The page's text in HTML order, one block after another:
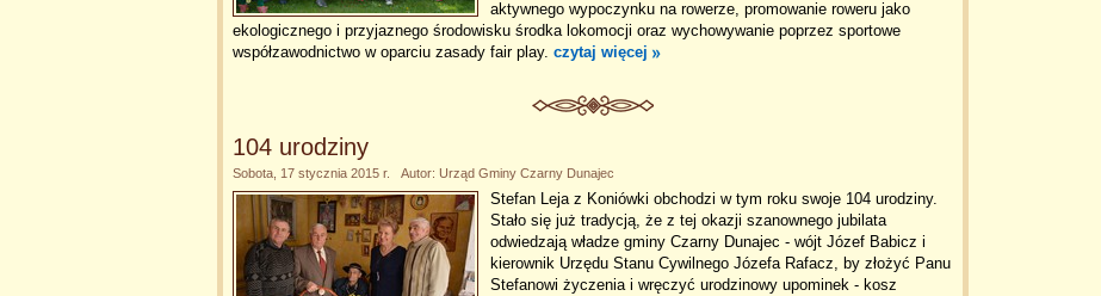
aktywnego wypoczynku na rowerze, promowanie roweru jako
ekologicznego i przyjaznego środowisku środka lokomocji oraz wychowywanie poprzez sportowe
współzawodnictwo w oparciu zasady fair play. czytaj więcej
104 urodziny
Sobota, 17 stycznia 2015 r. Autor: Urząd Gminy Czarny Dunajec
Stefan Leja z Koniówki obchodzi w tym roku swoje 104 urodziny.
Stało się już tradycją, że z tej okazji szanownego jubilata
odwiedzają władze gminy Czarny Dunajec - wójt Józef Babicz i
kierownik Urzędu Stanu Cywilnego Józefa Rafacz, by złożyć Panu
Stefanowi życzenia i wręczyć urodzinowy upominek - kosz